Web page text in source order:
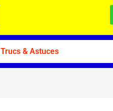
Trucs & Astuces